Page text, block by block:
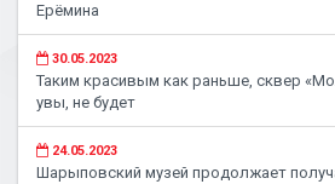
Ерёмина
30.05.2023
Таким красивым как раньше, сквер
увы, не будет
24.05.2023
Шарыповский музей продолжает